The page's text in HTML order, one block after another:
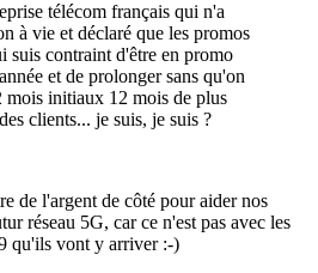
télécom français qui n'a
à vie et déclaré que les promos
suis contraint d'être en promo
et de prolonger sans qu'on
mois initiaux 12 mois de plus
clients... je suis, je suis ?
de l'argent de côté pour aider nos
réseau 5G, car ce n'est pas avec les
qu'ils vont y arriver :-)